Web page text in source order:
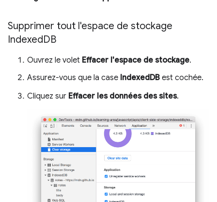
Supprimer tout l'espace de stockage
IndexedDB
Ouvrez le volet Effacer l'espace de stockage.
Assurez-vous que la case IndexedDB est cochée.
Cliquez sur Effacer les données des sites.